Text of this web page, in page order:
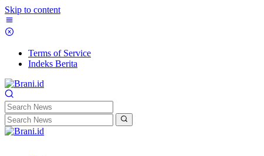
Skip to content
Terms of Service
Indeks Berita